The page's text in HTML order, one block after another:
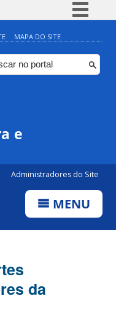
Simplifique!
Comunica BR
Participe
MAPA DO SITE
e
Administradores do Site
MENU
da